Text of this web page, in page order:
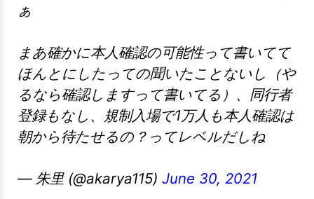
ぁ
まあ確かに本人確認の可能性って書いてて
ほんとにしたっての聞いたことないし（や
るなら確認しますって書いてる）、同行者
登録もなし、規制入場で1万人も本人確認は
朝から待たせるの？ってレベルだしね
— 朱里 (@akarya115) June 30, 2021